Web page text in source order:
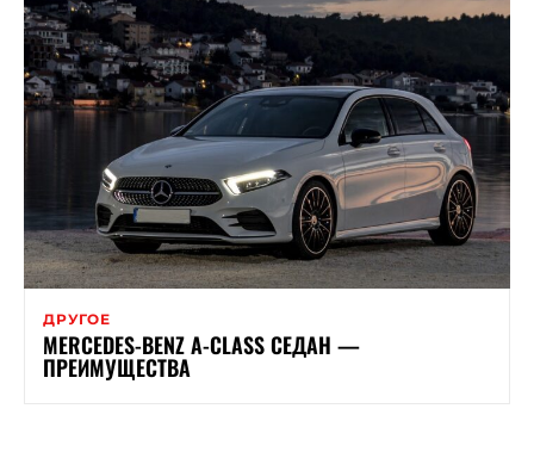
ДРУГОЕ
MERCEDES-BENZ A-CLASS СЕДАН —
ПРЕИМУЩЕСТВА